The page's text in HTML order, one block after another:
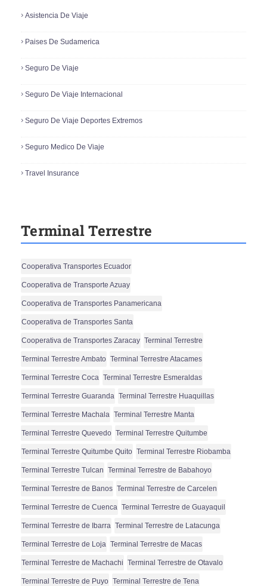
Asistencia De Viaje
Paises De Sudamerica
Seguro De Viaje
Seguro De Viaje Internacional
Seguro De Viaje Deportes Extremos
Seguro Medico De Viaje
Travel Insurance
Terminal Terrestre
Cooperativa Transportes Ecuador
Cooperativa de Transporte Azuay
Cooperativa de Transportes Panamericana
Cooperativa de Transportes Santa
Cooperativa de Transportes Zaracay Terminal Terrestre
Terminal Terrestre Ambato Terminal Terrestre Atacames
Terminal Terrestre Coca Terminal Terrestre Esmeraldas
Terminal Terrestre Guaranda Terminal Terrestre Huaquillas
Terminal Terrestre Machala Terminal Terrestre Manta
Terminal Terrestre Quevedo Terminal Terrestre Quitumbe
Terminal Terrestre Quitumbe Quito Terminal Terrestre Riobamba
Terminal Terrestre Tulcan Terminal Terrestre de Babahoyo
Terminal Terrestre de Banos Terminal Terrestre de Carcelen
Terminal Terrestre de Cuenca Terminal Terrestre de Guayaquil
Terminal Terrestre de Ibarra Terminal Terrestre de Latacunga
Terminal Terrestre de Loja Terminal Terrestre de Macas
Terminal Terrestre de Machachi Terminal Terrestre de Otavalo
Terminal Terrestre de Puyo Terminal Terrestre de Tena